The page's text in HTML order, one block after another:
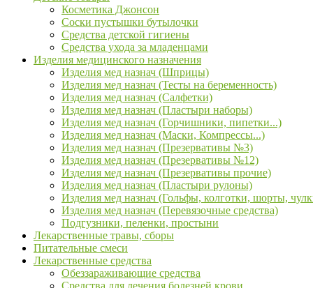
Косметика Джонсон
Соски пустышки бутылочки
Средства детской гигиены
Средства ухода за младенцами
Изделия медицинского назначения
Изделия мед назнач (Шприцы)
Изделия мед назнач (Тесты на беременность)
Изделия мед назнач (Салфетки)
Изделия мед назнач (Пластыри наборы)
Изделия мед назнач (Горчишники, пипетки...)
Изделия мед назнач (Маски, Компрессы...)
Изделия мед назнач (Презервативы №3)
Изделия мед назнач (Презервативы №12)
Изделия мед назнач (Презервативы прочие)
Изделия мед назнач (Пластыри рулоны)
Изделия мед назнач (Гольфы, колготки, шорты,
Изделия мед назнач (Перевязочные средства)
Подгузники, пеленки, простыни
Лекарственные травы, сборы
Питательные смеси
Лекарственные средства
Обеззараживающие средства